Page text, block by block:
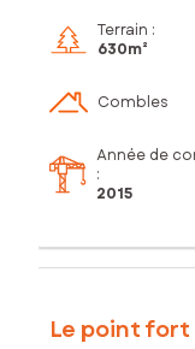
Terrain :
630m²
Combles
Année de
:
2015
Le point